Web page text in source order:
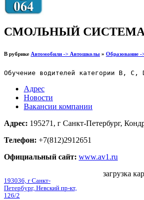
СМОЛЬНЫЙ
В рубрике Автомобили -> Автошколы » Образование
Обучение водителей категории В, С,
Адрес
Новости
Вакансии компании
Адрес: 195271, г Санкт-Петербург,
Телефон: +7(812)2912651
Официальный сайт: www.av1.ru
193036, г Санкт-
Петербург, Невский пр-кт,
126/2
загрузка